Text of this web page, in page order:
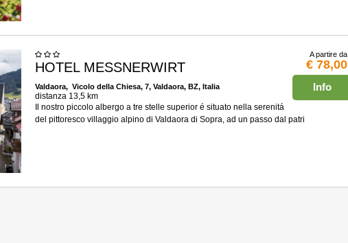
A partire da
€ 78,00
Info
HOTEL MESSNERWIRT
Valdaora, Vicolo della Chiesa, 7, Valdaora, BZ, Italia
distanza 13,5 km
Il nostro piccolo albergo a tre stelle superior é situato nella serenitá
del pittoresco villaggio alpino di Valdaora di Sopra, ad un passo dal patri